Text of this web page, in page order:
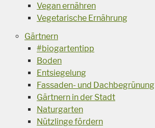
Vegan ernähren
Vegetarische Ernährung
Gärtnern
#biogartentipp
Boden
Entsiegelung
Fassaden- und Dachbegrünung
Gärtnern in der Stadt
Naturgarten
Nützlinge fördern